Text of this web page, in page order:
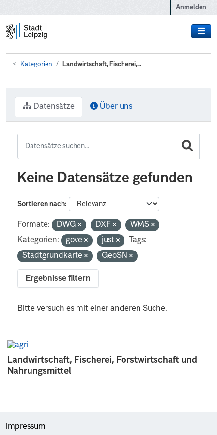
Anmelden
Kategorien Landwirtschaft, Fischerei,...
Landwirtschaft, Fischerei, Forstwirtschaft und
Nahrungsmittel
Datensätze Über uns
Keine Datensätze gefunden
Sortieren nach
Formate: DWG DXF
WMS
Kategorien:
gove just
Tags:
Stadtgrundkarte
GeoSN
Ergebnisse filtern
Bitte versuch es mit einer anderen Suche.
Impressum